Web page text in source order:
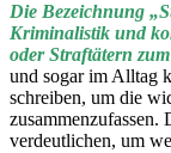
Die Bezeichnung
Kriminalistik und
oder Straftätern
und sogar im Alltag
schreiben, um die
verdeutlichen, um